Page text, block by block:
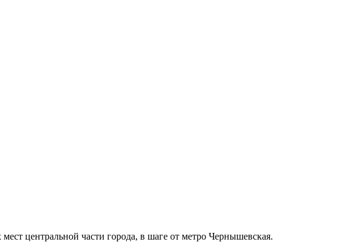
центральной части города, в шаге от метро Чернышевская.